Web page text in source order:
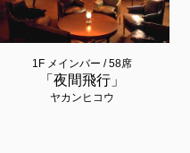
1F メインバー / 58席
「夜間飛行」
ヤカンヒコウ